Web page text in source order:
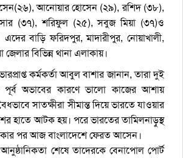
আনোয়ার হোসেন (২৯), রশিদ (৩৮),
(৩৭), শরিফুল (২৫), সবুজ মিয়া (৩৭)ও
বাড়ি ফরিদপুর, মাদারীপুর, নোয়াখালী,
জেলার বিভিন্ন থানা এলাকায়।
কর্মকর্তা আবুল বাশার জানান, তারা দুই
অভাবের কারণে ভালো কাজের আশায়
সাতক্ষীরা সীমান্ত দিয়ে ভারতে যাওয়ার
হাতে আটক হয়। পরে ভারতের তামিলনাড়ুস্থ
থাকার পর আজ বাংলাদেশে ফেরত আসেন।
শেষে তাদেরকে বেনাপোল পোর্ট